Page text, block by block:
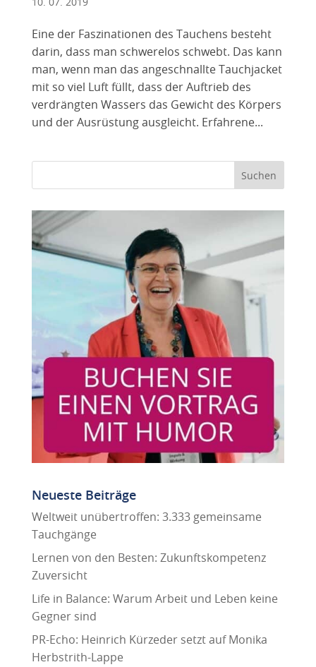
Eine der Faszinationen des Tauchens besteht
darin, dass man schwerelos schwebt. Das kann
man, wenn man das angeschnallte Tauchjacket
mit so viel Luft füllt, dass der Auftrieb des
verdrängten Wassers das Gewicht des Körpers
und der Ausrüstung ausgleicht. Erfahrene...
Neueste Beiträge
Weltweit unübertroffen: 3.333 gemeinsame
Tauchgänge
Lernen von den Besten: Zukunftskompetenz
Zuversicht
Life in Balance: Warum Arbeit und Leben keine
Gegner sind
PR-Echo: Heinrich Kürzeder setzt auf Monika
Herbstrith-Lappe